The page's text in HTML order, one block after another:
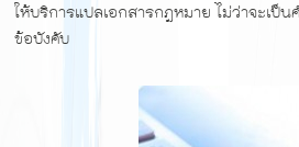
ให้บริการแปลเอกสารกฎหมาย ไม่ว่าจะเป็
ข้อบังคับ